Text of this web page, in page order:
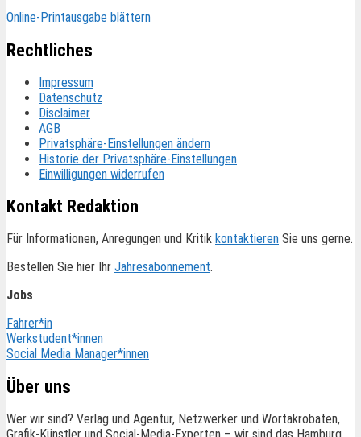
Online-Printausgabe blättern
Rechtliches
Impressum
Datenschutz
Disclaimer
AGB
Privatsphäre-Einstellungen ändern
Historie der Privatsphäre-Einstellungen
Einwilligungen widerrufen
Kontakt Redaktion
Für Informationen, Anregungen und Kritik kontaktieren Sie uns gerne.
Bestellen Sie hier Ihr Jahresabonnement.
Jobs
Fahrer*in
Werkstudent*innen
Social Media Manager*innen
Über uns
Wer wir sind? Verlag und Agentur, Netzwerker und Wortakrobaten,